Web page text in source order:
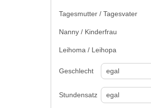
Tagesmutter / Tagesvater
Nanny / Kinderfrau
Leihoma / Leihopa
Geschlecht
Stundensatz